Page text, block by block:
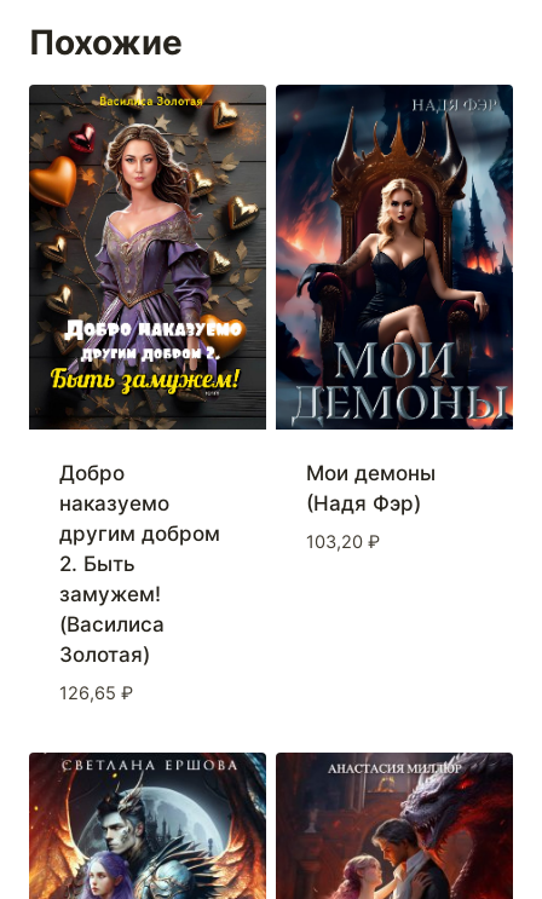
Похожие
Добро
наказуемо
другим добром
2. Быть
замужем!
(Василиса
Золотая)
126,65 ₽
Мои демоны
(Надя Фэр)
103,20 ₽